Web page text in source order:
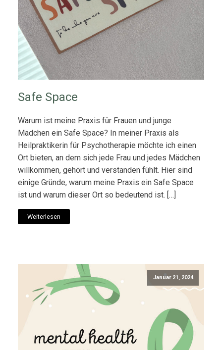
Safe Space
Warum ist meine Praxis für Frauen und junge
Mädchen ein Safe Space? In meiner Praxis als
Heilpraktikerin für Psychotherapie möchte ich einen
Ort bieten, an dem sich jede Frau und jedes Mädchen
willkommen, gehört und verstanden fühlt. Hier sind
einige Gründe, warum meine Praxis ein Safe Space
ist und warum dieser Ort so bedeutend ist. […]
Weiterlesen
Januar 21, 2024